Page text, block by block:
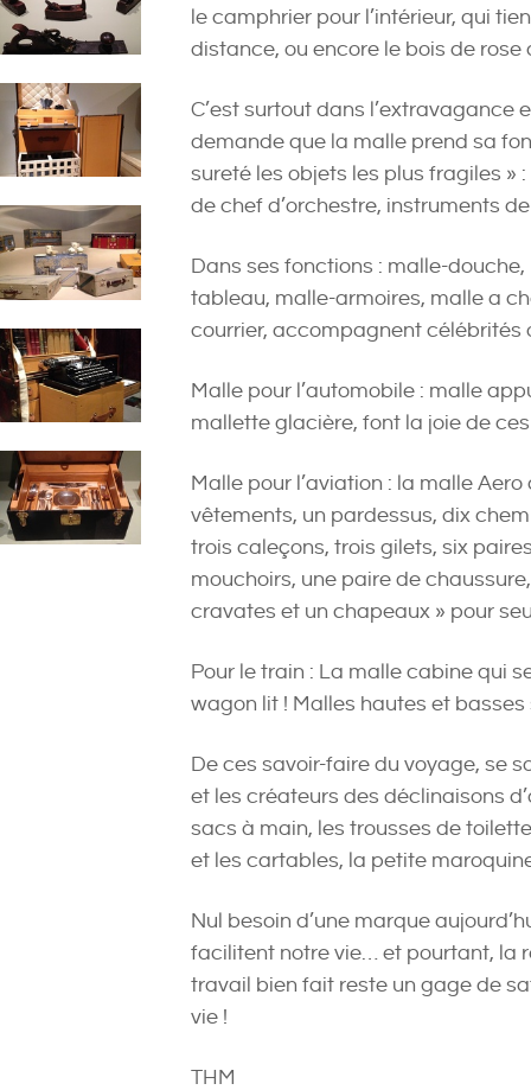
le camphrier pour l’intérieur, qui
distance, ou encore le bois de
C’est surtout dans l’extravagance
demande que la malle prend sa
sureté les objets les plus fragiles »
de chef d’orchestre, instruments
Dans ses fonctions : malle-
tableau, malle-armoires, malle a
courrier, accompagnent célébrités
Malle pour l’automobile : malle
mallette glacière, font la joie de
Malle pour l’aviation : la malle
vêtements, un pardessus, dix
trois caleçons, trois gilets, six
mouchoirs, une paire de
cravates et un chapeaux » pour
Pour le train : La malle cabine qui
wagon lit ! Malles hautes et basses
De ces savoir-faire du voyage, se
et les créateurs des déclinaisons
sacs à main, les trousses de
et les cartables, la petite
Nul besoin d’une marque
facilitent notre vie… et pourtant, la
travail bien fait reste un gage de
vie !
THM